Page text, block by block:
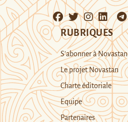
RUBRIQUES
S’abonner à Novastan
Le projet Novastan
Charte éditoriale
Equipe
Partenaires